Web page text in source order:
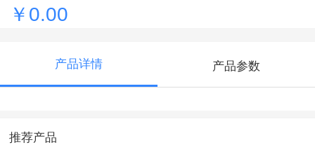
￥0.00
产品详情 产品参数
推荐产品